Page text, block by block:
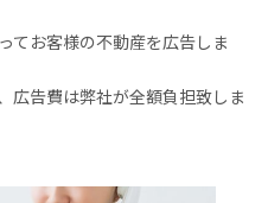
てお客様の不動産を広告しま
広告費は弊社が全額負担致しま